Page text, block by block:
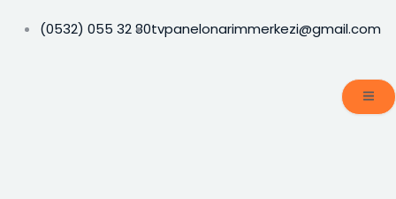
atla
(0532) 055 32 80tvpanelonarimmerkezi@gmail.com